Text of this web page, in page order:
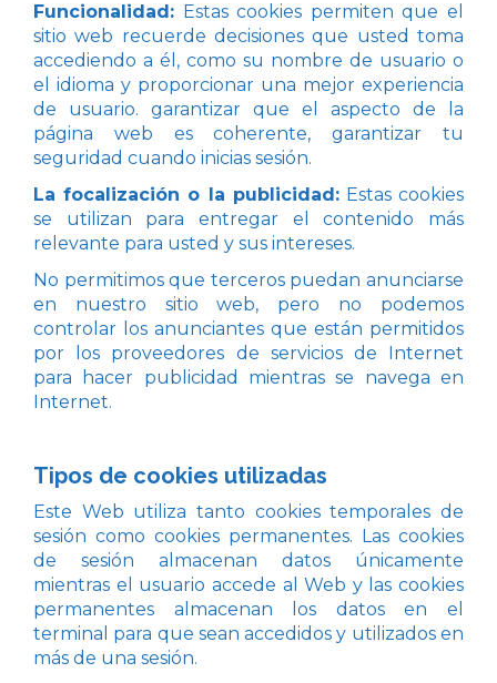
Funcionalidad: Estas cookies permiten que el
sitio web recuerde decisiones que usted toma
accediendo a él, como su nombre de usuario o
el idioma y proporcionar una mejor experiencia
de usuario. garantizar que el aspecto de la
página web es coherente, garantizar tu
seguridad cuando inicias sesión.
La focalización o la publicidad:Estas cookies
se utilizan para entregar el contenido más
relevante para usted y sus intereses.
No permitimos que terceros puedan anunciarse
en nuestro sitio web, pero no podemos
controlar los anunciantes que están permitidos
por los proveedores de servicios de Internet
para hacer publicidad mientras se navega en
Internet.
Tipos de cookies utilizadas
Este Web utiliza tanto cookies temporales de
sesión como cookies permanentes. Las cookies
de sesión almacenan datos únicamente
mientras el usuario accede al Web y las cookies
permanentes almacenan los datos en el
terminal para que sean accedidos y utilizados en
más de una sesión.